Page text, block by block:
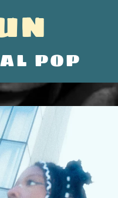
POP